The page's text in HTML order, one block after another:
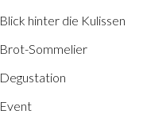
Blick hinter die Kulissen
Brot-Sommelier
Degustation
Event